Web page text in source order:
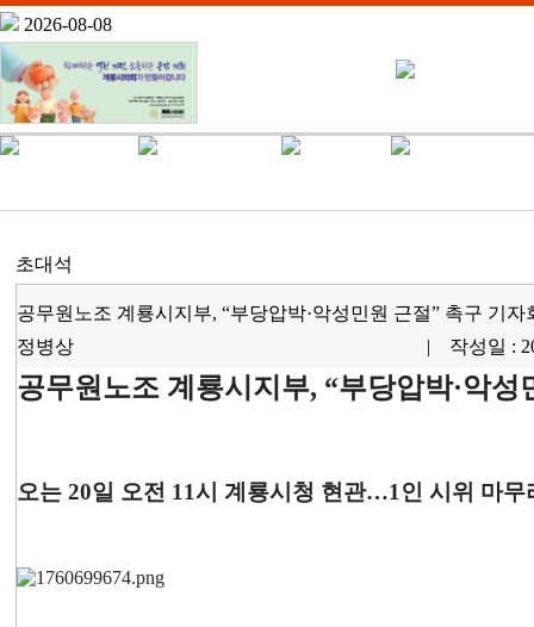
2026-08-08
초대석
공무원노조 계룡시지부, “부당압박·악성민원 근절” 촉구 기자
정병상
| 작성일 :
공무원노조 계룡시지부, “부당압박·악
오는 20일 오전 11시 계룡시청 현관…1인 시위 마무